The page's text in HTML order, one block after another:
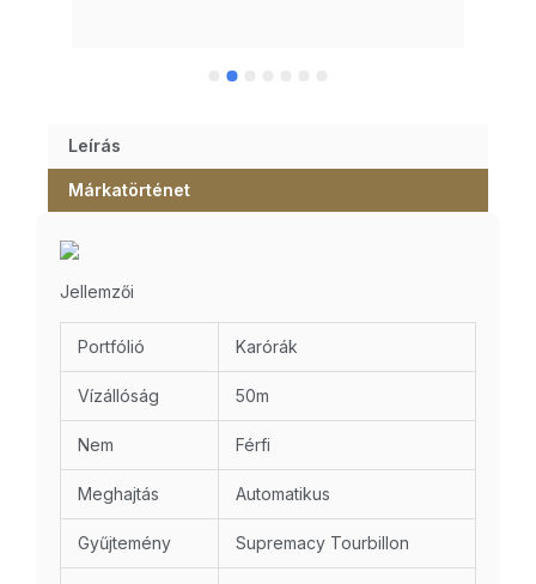
Leírás
Márkatörténet
Jellemzői
Portfólió Karórák
Vízállóság 50m
Nem Férfi
Meghajtás Automatikus
Gyűjtemény Supremacy Tourbillon